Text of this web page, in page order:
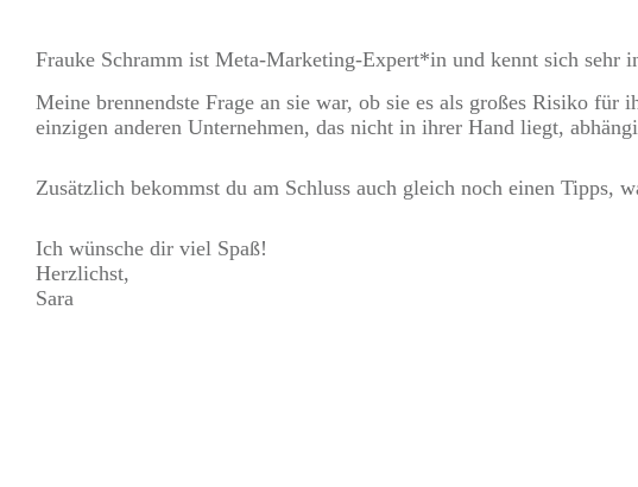
Frauke Schramm ist Meta-Marketing-Expert*in und kennt sich sehr
Meine brennendste Frage an sie war, ob sie es als großes Risiko
einzigen anderen Unternehmen, das nicht in ihrer Hand liegt,
Zusätzlich bekommst du am Schluss auch gleich noch einen Tipps,
Ich wünsche dir viel Spaß!
Herzlichst,
Sara